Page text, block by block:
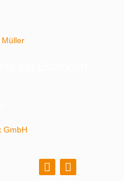
Müller
GmbH